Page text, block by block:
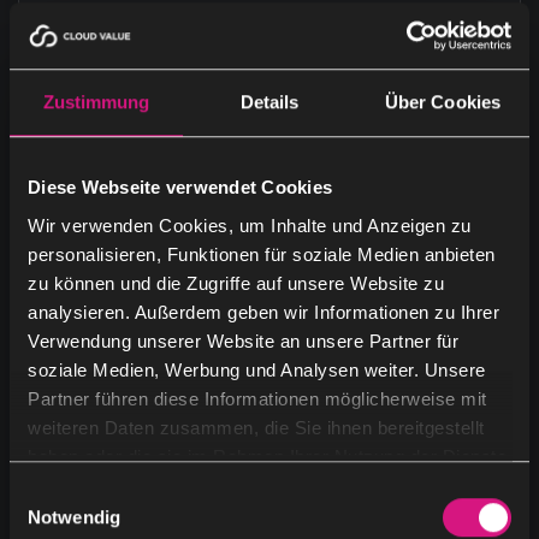
Zustimmung Details Über Cookies
Diese Webseite verwendet Cookies
Wir verwenden Cookies, um Inhalte und Anzeigen zu
personalisieren, Funktionen für soziale Medien anbieten
zu können und die Zugriffe auf unsere Website zu
analysieren. Außerdem geben wir Informationen zu Ihrer
Verwendung unserer Website an unsere Partner für
soziale Medien, Werbung und Analysen weiter. Unsere
Partner führen diese Informationen möglicherweise mit
weiteren Daten zusammen, die Sie ihnen bereitgestellt
haben oder die sie im Rahmen Ihrer Nutzung der Dienste
Notwendig
innovative Strategien, die echte
bewirken. Dies ermöglicht es uns,
der Zeit immer einen Schritt
innovative Lösungen anzubieten,
die den Erfolg unserer Kunden
fördern.
Cenk Muengen
Vertriebsleitung Mittelstand &
Industrie